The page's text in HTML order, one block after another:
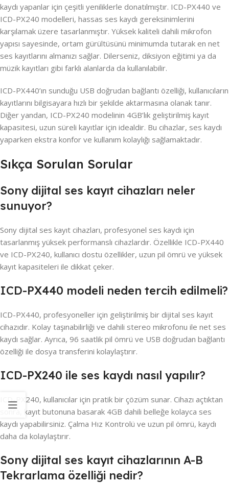
kaydı yapanlar için çeşitli yeniliklerle donatılmıştır. ICD-PX440 ve
ICD-PX240 modelleri, hassas ses kaydı gereksinimlerini
karşılamak üzere tasarlanmıştır. Yüksek kaliteli dahili mikrofon
yapısı sayesinde, ortam gürültüsünü minimumda tutarak en net
ses kayıtlarını almanızı sağlar. Dilerseniz, diksiyon eğitimi ya da
müzik kayıtları gibi farklı alanlarda da kullanılabilir.
ICD-PX440’ın sunduğu USB doğrudan bağlantı özelliği, kullanıcıların
kayıtlarını bilgisayara hızlı bir şekilde aktarmasına olanak tanır.
Diğer yandan, ICD-PX240 modelinin 4GB’lık geliştirilmiş kayıt
kapasitesi, uzun süreli kayıtlar için idealdir. Bu cihazlar, ses kaydı
yaparken ekstra konfor ve kullanım kolaylığı sağlamaktadır.
Sıkça Sorulan Sorular
Sony dijital ses kayıt cihazları neler
sunuyor?
Sony dijital ses kayıt cihazları, profesyonel ses kaydı için
tasarlanmış yüksek performanslı cihazlardır. Özellikle ICD-PX440
ve ICD-PX240, kullanıcı dostu özellikler, uzun pil ömrü ve yüksek
kayıt kapasiteleri ile dikkat çeker.
ICD-PX440 modeli neden tercih edilmeli?
ICD-PX440, profesyoneller için geliştirilmiş bir dijital ses kayıt
cihazıdır. Kolay taşınabilirliği ve dahili stereo mikrofonu ile net ses
kaydı sağlar. Ayrıca, 96 saatlik pil ömrü ve USB doğrudan bağlantı
özelliği ile dosya transferini kolaylaştırır.
ICD-PX240 ile ses kaydı nasıl yapılır?
ICD-PX240, kullanıcılar için pratik bir çözüm sunar. Cihazı açtıktan
sonra, kayıt butonuna basarak 4GB dahili belleğe kolayca ses
kaydı yapabilirsiniz. Çalma Hız Kontrolü ve uzun pil ömrü, kaydı
daha da kolaylaştırır.
Sony dijital ses kayıt cihazlarının A-B
Tekrarlama özelliği nedir?